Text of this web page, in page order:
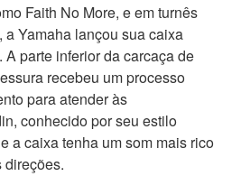
Faith No More, e em turnês
Yamaha lançou sua caixa
parte inferior da carcaça de
recebeu um processo
para atender às
conhecido por seu estilo
a caixa tenha um som mais rico
direções.